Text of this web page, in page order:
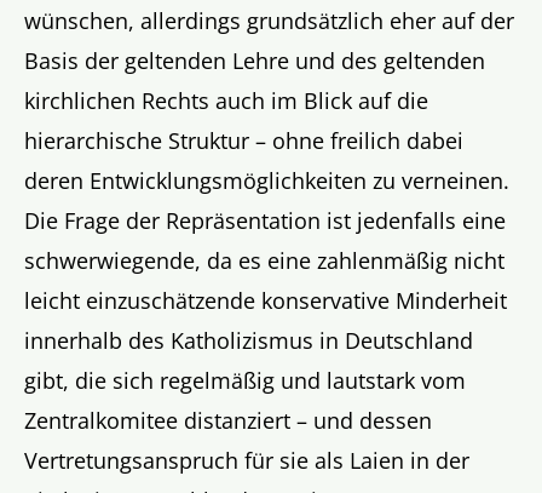
wünschen, allerdings grundsätzlich eher auf der
Basis der geltenden Lehre und des geltenden
kirchlichen Rechts auch im Blick auf die
hierarchische Struktur – ohne freilich dabei
deren Entwicklungsmöglichkeiten zu verneinen.
Die Frage der Repräsentation ist jedenfalls eine
schwerwiegende, da es eine zahlenmäßig nicht
leicht einzuschätzende konservative Minderheit
innerhalb des Katholizismus in Deutschland
gibt, die sich regelmäßig und lautstark vom
Zentralkomitee distanziert – und dessen
Vertretungsanspruch für sie als Laien in der